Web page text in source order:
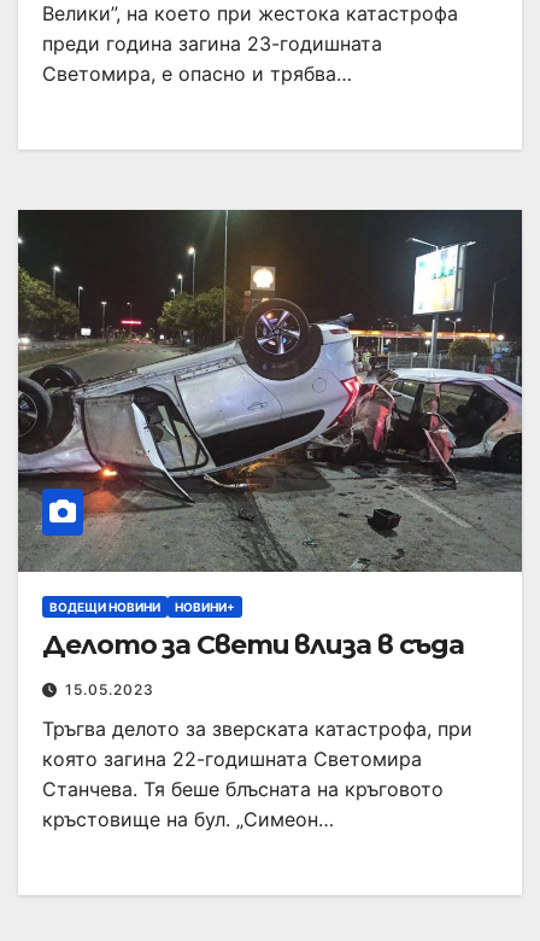
Велики”, на което при жестока катастрофа
преди година загина 23-годишната
Светомира, е опасно и трябва…
ВОДЕЩИ НОВИНИ НОВИНИ+
Делото за Свети влиза в съда
15.05.2023
Тръгва делото за зверската катастрофа, при
която загина 22-годишната Светомира
Станчева. Тя беше блъсната на кръговото
кръстовище на бул. „Симеон…